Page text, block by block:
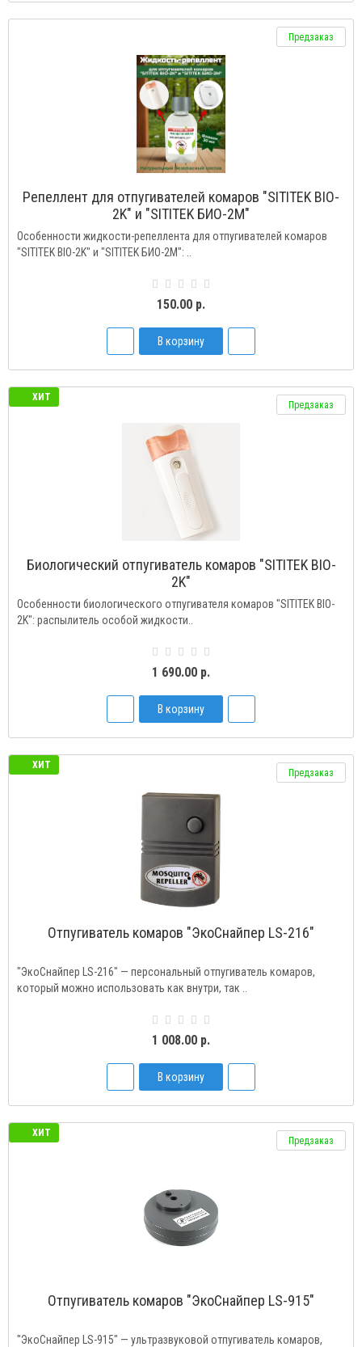
Предзаказ
Репеллент для отпугивателей комаров "SITITEK BIO-
2K" и "SITITEK БИО-2М"
Особенности жидкости-репеллента для отпугивателей комаров
"SITITEK BIO-2K" и "SITITEK БИО-2М": ..
150.00 р.
В корзину
ХИТ
Предзаказ
Биологический отпугиватель комаров "SITITEK BIO-
2K"
Особенности биологического отпугивателя комаров "SITITEK BIO-
2K": распылитель особой жидкости..
1 690.00 р.
В корзину
ХИТ
Предзаказ
Отпугиватель комаров "ЭкоСнайпер LS-216"
"ЭкоСнайпер LS-216" — персональный отпугиватель комаров,
который можно использовать как внутри, так ..
1 008.00 р.
В корзину
ХИТ
Предзаказ
Отпугиватель комаров "ЭкоСнайпер LS-915"
"ЭкоСнайпер LS-915" — ультразвуковой отпугиватель комаров,